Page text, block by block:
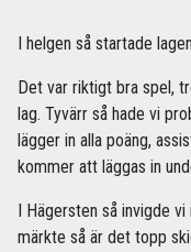
I helgen så startade
Det var riktigt bra spel,
lag. Tyvärr så hade vi
lägger in alla poäng,
kommer att läggas in
I Hägersten så invigde
märkte så är det topp